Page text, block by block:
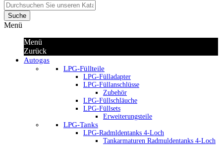
Suche
Menü
Menü
Zurück
Autogas
LPG-Füllteile
LPG-Fülladapter
LPG-Füllanschlüsse
Zubehör
LPG-Füllschläuche
LPG-Füllsets
Erweiterungsteile
LPG-Tanks
LPG-Radmldentanks 4-Loch
Tankarmaturen Radmuldentanks 4-Loch